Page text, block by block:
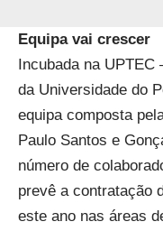
Equipa vai crescer
Incubada na UPTEC
da Universidade do
equipa composta
Paulo Santos e
número de
prevê a contratação
este ano nas áreas